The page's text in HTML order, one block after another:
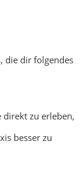
die dir folgendes
zu erleben,
besser zu